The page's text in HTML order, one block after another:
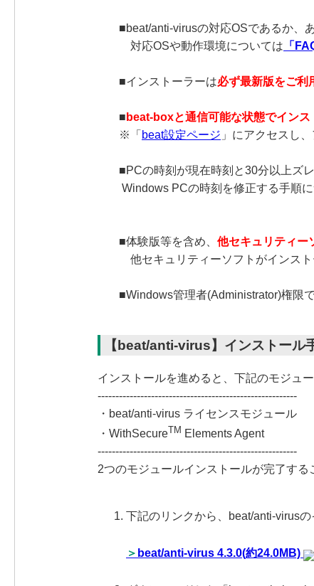
■beat/anti-virusの対応OSであるか、
対応OSや動作環境については 「
■インストーラーは必ず最新版をご利
■ beat-boxと通信可能な状態でインス
※「 beat設定ページ 」にアクセスし
■PCの時刻が現在時刻と30分以上ズ
Windows PCの時刻を修正する手順
■体験版等を含め、 他セキュリティー
他セキュリティーソフトがインスト
■Windows管理者(Administrator)権限
【beat/anti-virus】インストール
インストールを進めると、下記のモジュ
--------------------------------------------------------
・beat/anti-virus ライセンスモジュール
・WithSecureTM Elements Agent
--------------------------------------------------------
2つのモジュールインストールが完了する
下記のリンクから、beat/anti-virus
＞ beat/anti-virus 4.3.0(約24.0MB)